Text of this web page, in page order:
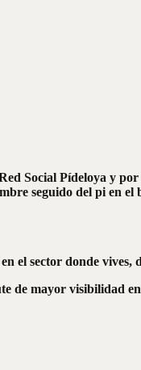
Social Pídeloya y
seguido del pi en
el sector donde vives,
de mayor visibilidad